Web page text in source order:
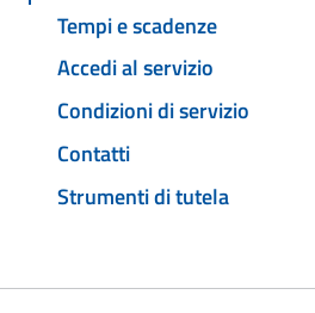
Tempi e scadenze
Accedi al servizio
Condizioni di servizio
Contatti
Strumenti di tutela